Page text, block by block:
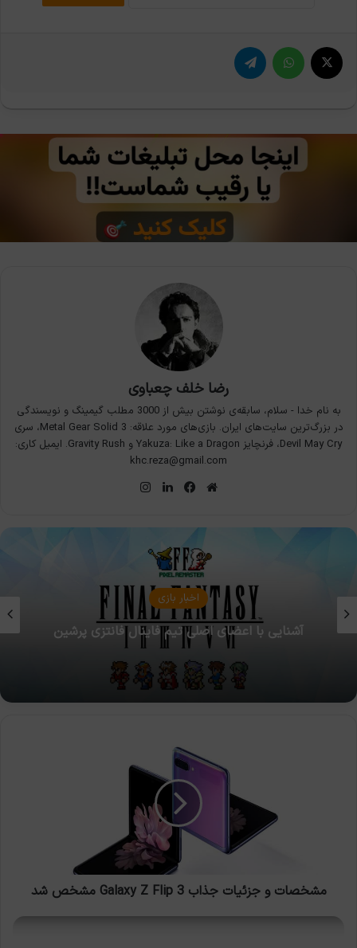
رضا خلف چعباوی
به نام خدا - سلام، سابقه‌ی نوشتن بیش از 3000 مطلب گیمینگ و نویسندگی
در بزرگ‌ترین سایت‌های ایران. بازی‌های مورد علاقه: Metal Gear Solid 3، سری
Devil May Cry، فرنچایز Yakuza: Like a Dragon و Gravity Rush. ایمیل کاری:
khc.reza@gmail.com
وبسایت
فیس
لینکدین
اخبار بازی
آشنایی با اعضای اصلی تیم فاینال فانتزی پرشین
مشخصات و جزئیات جذاب Galaxy Z Flip 3 مشخص شد